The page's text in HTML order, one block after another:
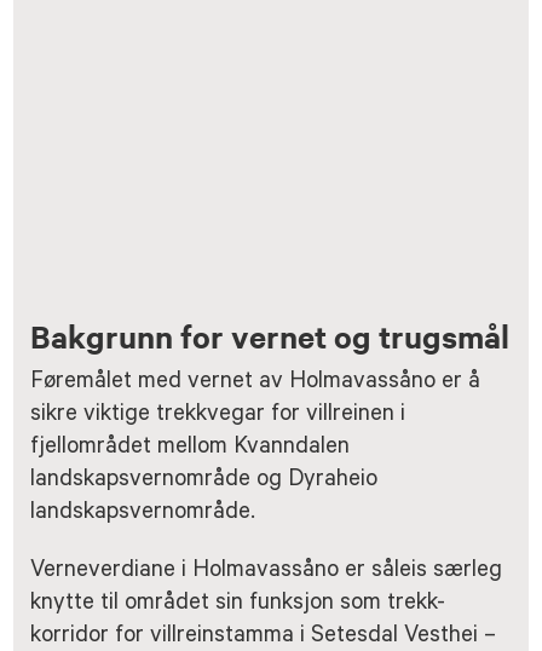
Bakgrunn for vernet og trugsmål
Føremålet med vernet av Holmavassåno er å
sikre viktige trekkvegar for villreinen i
fjellområdet mellom Kvanndalen
landskapsvernområde og Dyraheio
landskapsvernområde.
Verneverdiane i Holmavassåno er såleis særleg
knytte til området sin funksjon som trekk-
korridor for villreinstamma i Setesdal Vesthei –